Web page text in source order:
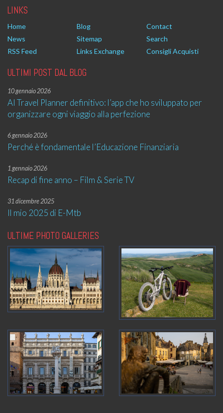
LINKS
Home Blog
Contact
News
Sitemap
Search
RSS Feed
Links Exchange Consigli Acquisti
ULTIMI POST DAL BLOG
10 gennaio 2026
AI Travel Planner definitivo: l’app che ho sviluppato per
organizzare ogni viaggio alla perfezione
6 gennaio 2026
Perché è fondamentale l’Educazione Finanziaria
1 gennaio 2026
Recap di fine anno – Film & Serie TV
31 dicembre 2025
Il mio 2025 di E-Mtb
ULTIME PHOTO GALLERIES